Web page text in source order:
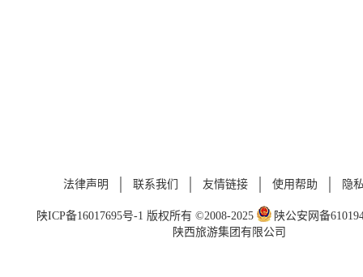
法律声明 联系我们 友情链接 使用帮助 隐
陕ICP备16017695号-1 版权所有 ©2008-2025
陕公安网备
陕西旅游集团有限公司